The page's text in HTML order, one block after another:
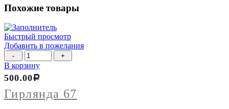
Похожие товары
Быстрый просмотр
Добавить в пожелания
Количество
товара
Гирлянда
67
В корзину
Гирлянда 67
500.00Р